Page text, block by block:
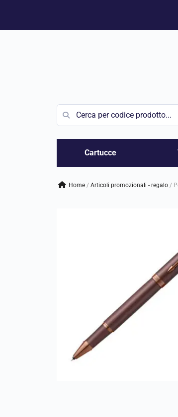
Vai
Cartucce
Home / articoli promozionali - regalo /